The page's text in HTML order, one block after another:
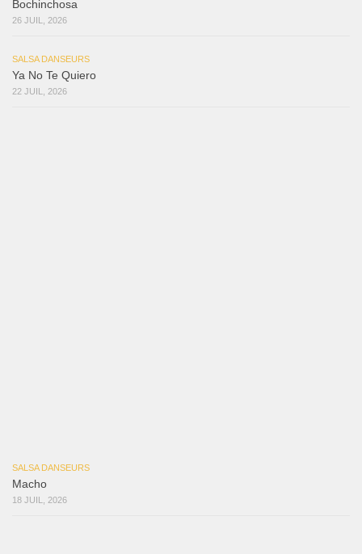
Bochinchosa
26 JUIL, 2026
SALSA DANSEURS
Ya No Te Quiero
22 JUIL, 2026